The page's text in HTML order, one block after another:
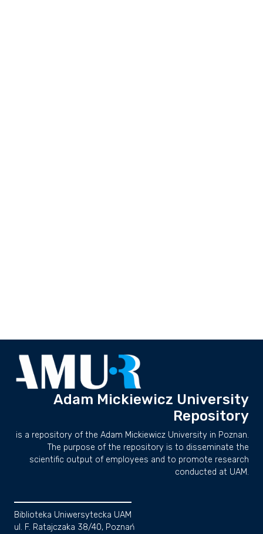
Adam Mickiewicz University
Repository
is a repository of the Adam Mickiewicz University in Poznan.
The purpose of the repository is to disseminate the
scientific output of employees and to promote research
conducted at UAM.
Biblioteka Uniwersytecka UAM
ul. F. Ratajczaka 38/40, Poznań